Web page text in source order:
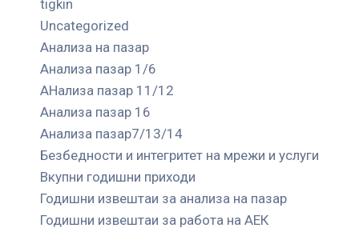
tigkin
Uncategorized
Анализа на пазар
Анализа пазар 1/6
АНализа пазар 11/12
Анализа пазар 16
Анализа пазар7/13/14
Безбедности и интегритет на мрежи и услуги
Вкупни годишни приходи
Годишни извештаи за анализа на пазар
Годишни извештаи за работа на АЕК